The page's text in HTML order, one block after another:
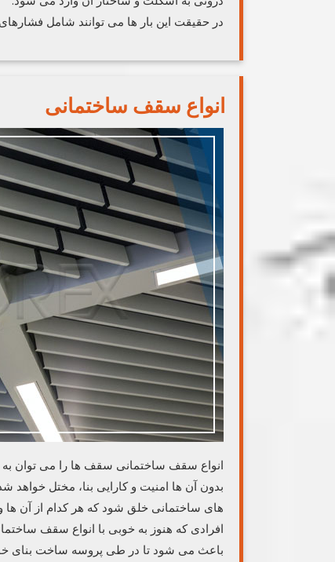
در حقیقت این بار ها می توانند شامل
انواع سقف ساختمانی
انواع سقف ساختمانی سقف ها را می توان
بدون آن ها امنیت و کارایی بنا، مختل
های ساختمانی خلق شود که هر کدام از آن ها
افرادی که هنوز به خوبی با انواع سقف
باعث می شود تا در طی پروسه ساخت بنای